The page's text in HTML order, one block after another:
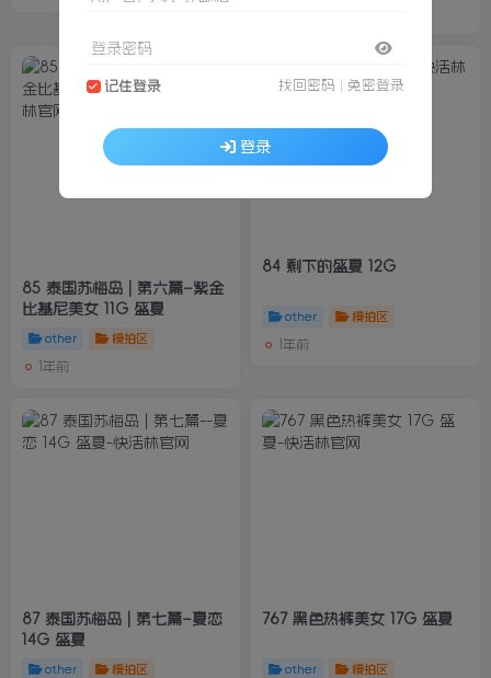
85 泰国苏梅岛 | 第六篇–紫金
比基尼美女 11G 盛夏
other 模拍区
1年前
84 剩下的盛夏 12G
other 模拍区
1年前
87 泰国苏梅岛 | 第七篇–夏恋
14G 盛夏
other 模拍区
767 黑色热裤美女 17G 盛夏
other 模拍区
登录密码
记住登录 找回密码 免密登录
登录